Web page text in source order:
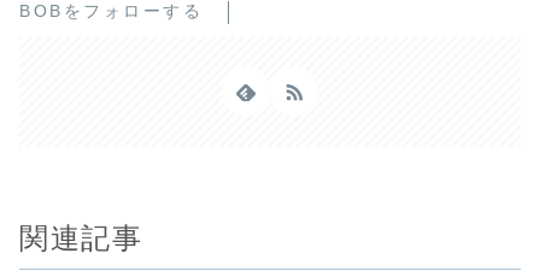
BOBをフォローする
関連記事